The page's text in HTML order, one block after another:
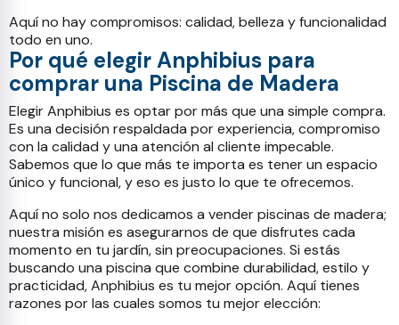
Aquí no hay compromisos: calidad, belleza y funcionalidad
todo en uno.
Por qué elegir Anphibius para
comprar una Piscina de Madera
Elegir Anphibius es optar por más que una simple compra.
Es una decisión respaldada por experiencia, compromiso
con la calidad y una atención al cliente impecable.
Sabemos que lo que más te importa es tener un espacio
único y funcional, y eso es justo lo que te ofrecemos.
Aquí no solo nos dedicamos a vender piscinas de madera;
nuestra misión es asegurarnos de que disfrutes cada
momento en tu jardín, sin preocupaciones. Si estás
buscando una piscina que combine durabilidad, estilo y
practicidad, Anphibius es tu mejor opción. Aquí tienes
razones por las cuales somos tu mejor elección: